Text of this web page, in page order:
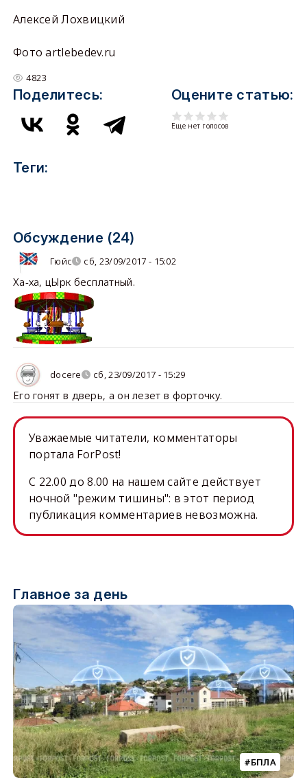
Алексей Лохвицкий
Фото artlebedev.ru
4823
Поделитесь: Оцените статью:
Еще нет голосов
Теги:
Обсуждение (24)
Гюйс сб, 23/09/2017 - 15:02
Ха-ха, цЫрк бесплатный.
docere сб, 23/09/2017 - 15:29
Его гонят в дверь, а он лезет в форточку.
Уважаемые читатели, комментаторы
портала ForPost!
C 22.00 до 8.00 на нашем сайте действует
ночной "режим тишины": в этот период
публикация комментариев невозможна.
Главное за день
БПЛА